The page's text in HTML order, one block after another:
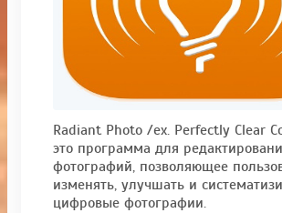
Radiant Photo /ex. Perfectly Clear
это программа для
фотографий, позволяющее
изменять, улучшать и
цифровые фотографии.